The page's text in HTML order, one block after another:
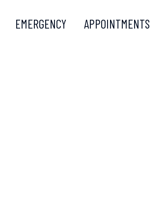
EMERGENCY APPOINTMENTS